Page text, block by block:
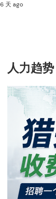
6 天 ago
人力趋势